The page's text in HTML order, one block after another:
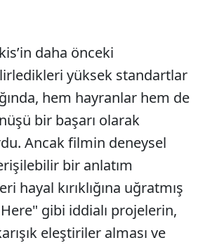
daha önceki
yüksek standartlar
hem hayranlar hem de
bir başarı olarak
Ancak filmin deneysel
bir anlatım
hayal kırıklığına uğratmış
gibi iddialı projelerin,
eleştiriler alması ve